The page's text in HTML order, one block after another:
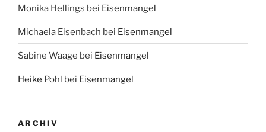
Monika Hellings bei Eisenmangel
Michaela Eisenbach bei Eisenmangel
Sabine Waage bei Eisenmangel
Heike Pohl bei Eisenmangel
ARCHIV